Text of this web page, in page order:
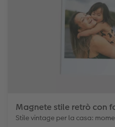
Magnete stile retrò con
Stile vintage per la casa: